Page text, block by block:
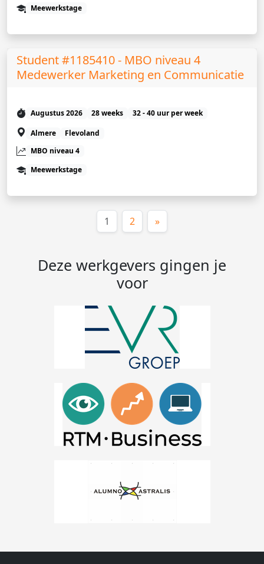
Meewerkstage
Student #1185410 - MBO niveau 4
Medewerker Marketing en Communicatie
Augustus 2026 28 weeks
32 - 40 uur per week
Almere
Flevoland
MBO niveau 4
Meewerkstage
1 (huidige)
2 »
Deze werkgevers gingen je
voor